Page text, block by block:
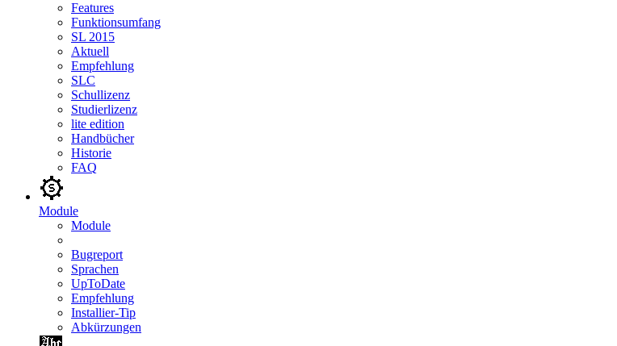
Features
Funktionsumfang
SL 2015
Aktuell
Empfehlung
SLC
Schullizenz
Studierlizenz
lite edition
Handbücher
Historie
FAQ
Module
Module
Bugreport
Sprachen
UpToDate
Empfehlung
Installier-Tip
Abkürzungen